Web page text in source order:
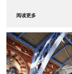
阅读更多